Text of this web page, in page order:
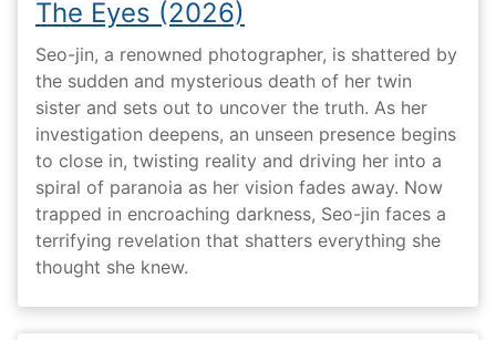
The Eyes (2026)
Seo-jin, a renowned photographer, is shattered by
the sudden and mysterious death of her twin
sister and sets out to uncover the truth. As her
investigation deepens, an unseen presence begins
to close in, twisting reality and driving her into a
spiral of paranoia as her vision fades away. Now
trapped in encroaching darkness, Seo-jin faces a
terrifying revelation that shatters everything she
thought she knew.